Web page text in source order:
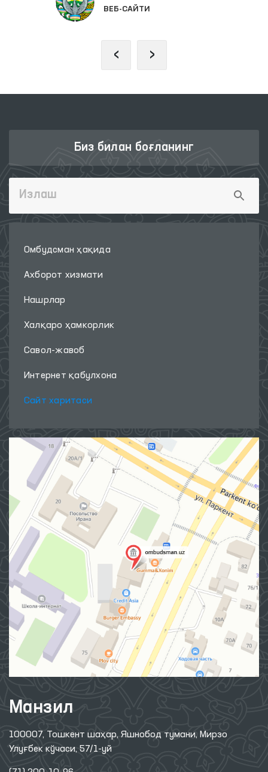
ВЕБ-САЙТИ
‹ ›
Биз билан боғланинг
Омбудсман ҳақида
Ахборот хизмати
Нашрлар
Халқаро ҳамкорлик
Савол-жавоб
Интернет қабулхона
Сайт харитаси
Манзил
100007, Тошкент шаҳар, Яшнобод тумани, Мирзо
Улуғбек кўчаси, 57/1-уй